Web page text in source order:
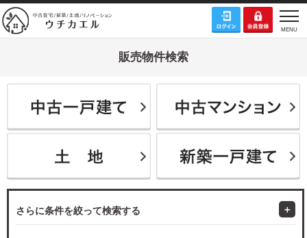
販売物件検索
さらに条件を絞って検索する